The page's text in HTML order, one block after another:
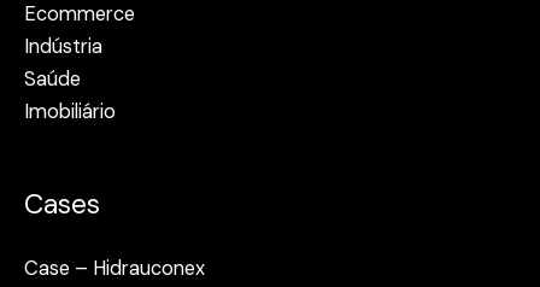
Ecommerce
Indústria
Saúde
Imobiliário
Cases
Case – Hidrauconex